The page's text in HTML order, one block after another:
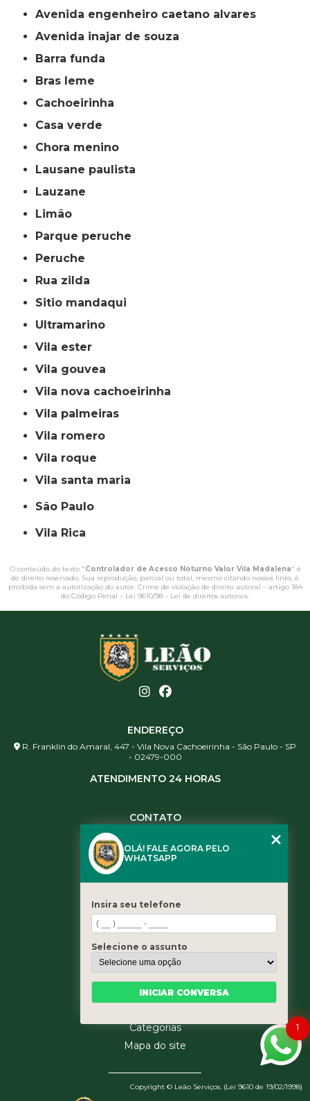
avenida engenheiro caetano alvares
avenida inajar de souza
barra funda
bras leme
cachoeirinha
casa verde
chora menino
lausane paulista
lauzane
limão
parque peruche
peruche
rua zilda
sitio mandaqui
ultramarino
vila ester
vila gouvea
vila nova cachoeirinha
vila palmeiras
vila romero
vila roque
vila santa maria
São Paulo
Vila Rica
O conteúdo do texto "Controlador de Acesso Noturno Valor Vila Madalena" é
de direito reservado. Sua reprodução, parcial ou total, mesmo citando nossos links, é
proibida sem a autorização do autor. Crime de violação de direito autoral – artigo 184
do Código Penal – Lei 9610/98 - Lei de direitos autorais.
ENDEREÇO
R. Franklin do Amaral, 447 - Vila Nova Cachoeirinha - São Paulo - SP
- 02479-000
ATENDIMENTO 24 HORAS
CONTATO
(11) 3461-5871
contato@leaoservicos.com.br
Home
Quem somos
Serviços
Blog
Categorias
Mapa do site
Copyright © Leão Serviços. (Lei 9610 de 19/02/1998)
1
OLÁ! FALE AGORA PELO
WHATSAPP
Insira seu telefone
Selecione o assunto
INICIAR CONVERSA